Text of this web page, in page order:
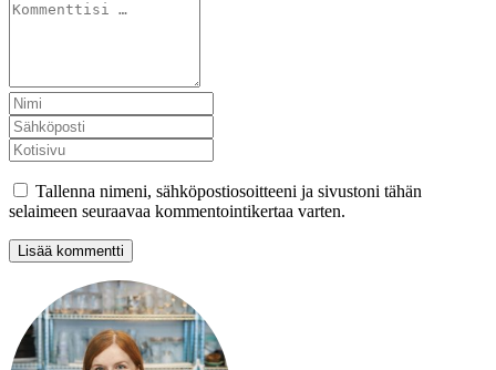
Tallenna nimeni, sähköpostiosoitteeni ja sivustoni tähän
selaimeen seuraavaa kommentointikertaa varten.